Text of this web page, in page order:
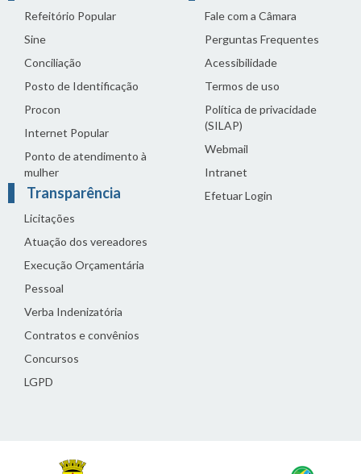
Refeitório Popular
Sine
Conciliação
Posto de Identificação
Procon
Internet Popular
Ponto de atendimento à
mulher
Transparência
Licitações
Atuação dos vereadores
Execução Orçamentária
Pessoal
Verba Indenizatória
Contratos e convênios
Concursos
LGPD
Fale com a Câmara
Perguntas Frequentes
Acessibilidade
Termos de uso
Política de privacidade
(SILAP)
Webmail
Intranet
Efetuar Login